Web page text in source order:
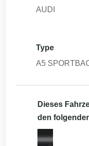
AUDI
Type
A5
Dieses
den